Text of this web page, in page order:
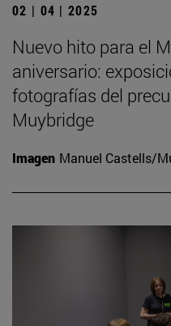
02 | 04 | 2025
Nuevo hito para el
aniversario:
fotografías del
Muybridge
Imagen Manuel Castells/